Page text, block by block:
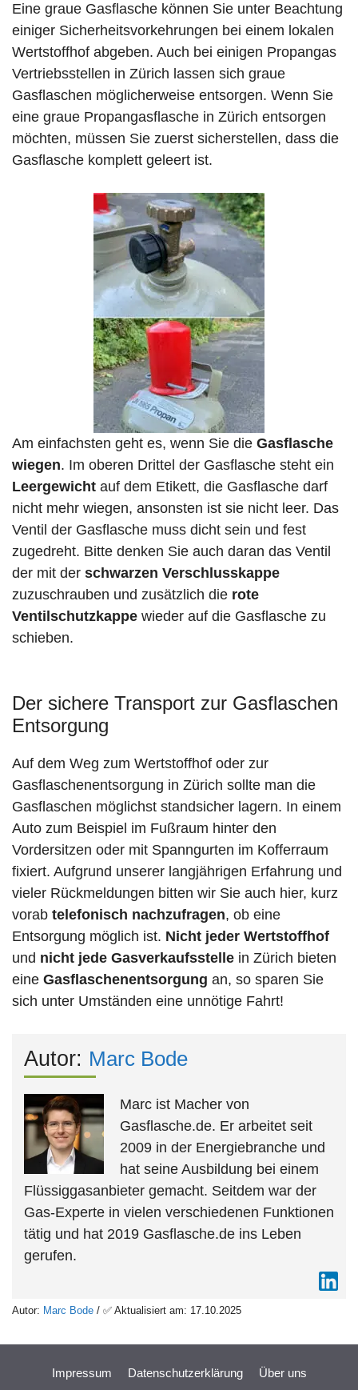
Eine graue Gasflasche können Sie unter Beachtung
einiger Sicherheitsvorkehrungen bei einem lokalen
Wertstoffhof abgeben. Auch bei einigen Propangas
Vertriebsstellen in Zürich lassen sich graue
Gasflaschen möglicherweise entsorgen. Wenn Sie
eine graue Propangasflasche in Zürich entsorgen
möchten, müssen Sie zuerst sicherstellen, dass die
Gasflasche komplett geleert ist.
Am einfachsten geht es, wenn Sie die Gasflasche
wiegen. Im oberen Drittel der Gasflasche steht ein
Leergewicht auf dem Etikett, die Gasflasche darf
nicht mehr wiegen, ansonsten ist sie nicht leer. Das
Ventil der Gasflasche muss dicht sein und fest
zugedreht. Bitte denken Sie auch daran das Ventil
der mit der schwarzen Verschlusskappe
zuzuschrauben und zusätzlich die rote
Ventilschutzkappe wieder auf die Gasflasche zu
schieben.
Der sichere Transport zur Gasflaschen
Entsorgung
Auf dem Weg zum Wertstoffhof oder zur
Gasflaschenentsorgung in Zürich sollte man die
Gasflaschen möglichst standsicher lagern. In einem
Auto zum Beispiel im Fußraum hinter den
Vordersitzen oder mit Spanngurten im Kofferraum
fixiert. Aufgrund unserer langjährigen Erfahrung und
vieler Rückmeldungen bitten wir Sie auch hier, kurz
vorab telefonisch nachzufragen, ob eine
Entsorgung möglich ist. Nicht jeder Wertstoffhof
und nicht jede Gasverkaufsstelle in Zürich bieten
eine Gasflaschenentsorgung an, so sparen Sie
sich unter Umständen eine unnötige Fahrt!
Autor: Marc Bode
Marc ist Macher von
Gasflasche.de. Er arbeitet seit
2009 in der Energiebranche und
hat seine Ausbildung bei einem
Flüssiggasanbieter gemacht. Seitdem war der
Gas-Experte in vielen verschiedenen Funktionen
tätig und hat 2019 Gasflasche.de ins Leben
gerufen.
Autor: Marc Bode / ✅ Aktualisiert am: 17.10.2025
Impressum Datenschutzerklärung Über uns